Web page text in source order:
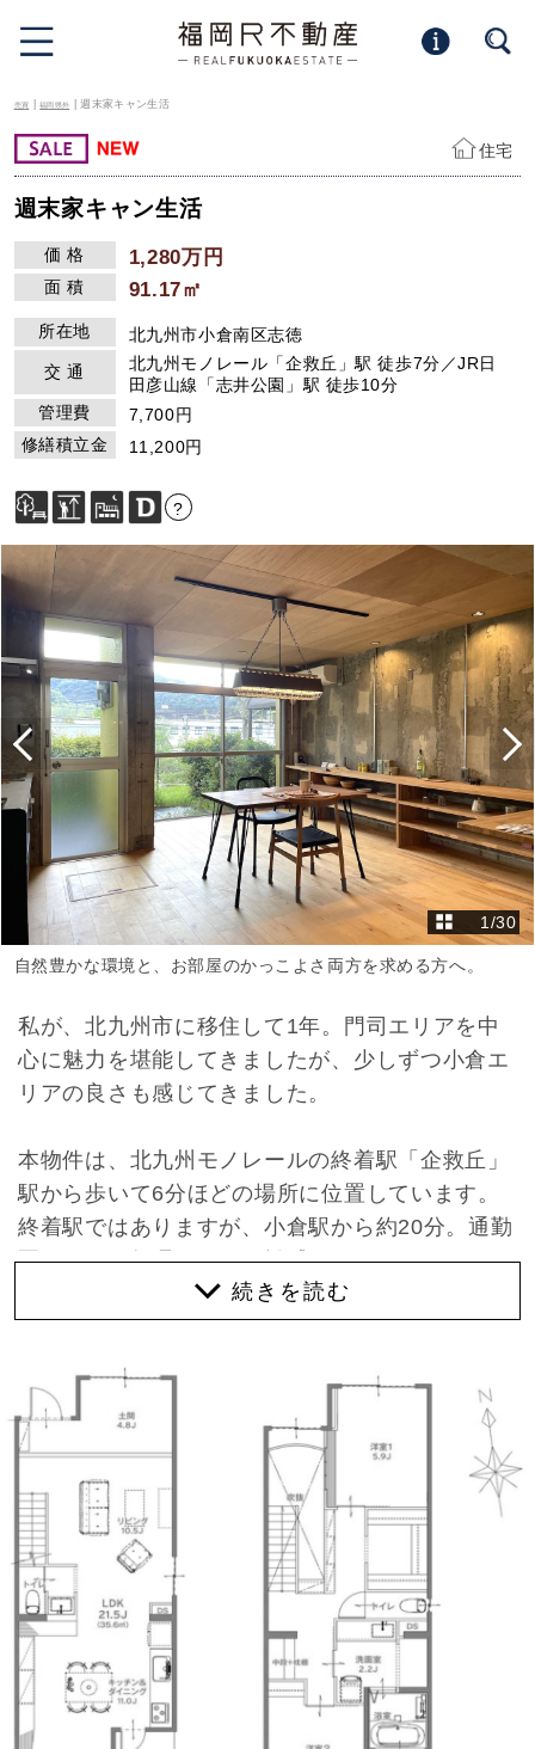
売買 |福岡県外 | 週末家キャン生活
住宅
週末家キャン生活
価 格 1,280万円
面 積 91.17㎡
所在地
北九州市⼩倉南区志徳
交 通
北九州モノレール「企救丘」駅 徒歩7分／JR日
田彦山線「志井公園」駅 徒歩10分
管理費
7,700円
修繕積立金
11,200円
?
1/30
自然豊かな環境と、お部屋のかっこよさ両方を求める方へ。
私が、北九州市に移住して1年。門司エリアを中
心に魅力を堪能してきましたが、少しずつ小倉エ
リアの良さも感じてきました。
本物件は、北九州モノレールの終着駅「企救丘」
駅から歩いて6分ほどの場所に位置しています。
終着駅ではありますが、小倉駅から約20分。通勤
圏としても無理のない距離感です。
通勤の利便性がありながら、物件から車で20分ほ
ルストもあります。ちなみにカルストとは、石灰
岩などが長い時間をかけて侵食されてできた独特
な地形のこと。ドライブやハイキングを楽しめる
場所が日常圏にあるのは、このエリアならでは。
玄関の扉を開けて室内に入ると、THE HAUSさん
監修でフルリノベーションされたデザイン性の高
い室内。床だけでなく天井にもウッドを使用して
おり、無機質なコンクリート空間に、暖かさを感
じます。